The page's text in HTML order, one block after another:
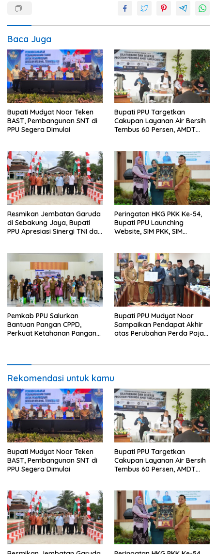
Baca Juga
Bupati Mudyat Noor Teken
BAST, Pembangunan SNT di
PPU Segera Dimulai
Bupati PPU Targetkan
Cakupan Layanan Air Bersih
Tembus 60 Persen, AMDT
Resmikan Jembatan Garuda
di Sebakung Jaya, Bupati
PPU Apresiasi Sinergi TNI dan
Peringatan HKG PKK Ke-54,
Bupati PPU Launching
Website, SIM PKK, SIM
Pemkab PPU Salurkan
Bantuan Pangan CPPD,
Perkuat Ketahanan Pangan
Bupati PPU Mudyat Noor
Sampaikan Pendapat Akhir
atas Perubahan Perda Pajak
Rekomendasi untuk kamu
Bupati Mudyat Noor Teken
BAST, Pembangunan SNT di
PPU Segera Dimulai
Bupati PPU Targetkan
Cakupan Layanan Air Bersih
Tembus 60 Persen, AMDT